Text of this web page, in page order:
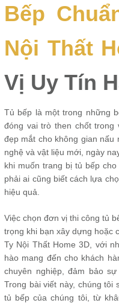
Bếp
Nội Thất
Vị Uy Tín
Tủ bếp là một trong những
đóng vai trò then chốt trong
đẹp mắt cho không gian
nghệ và vật liệu mới, ngày
khi muốn trang bị tủ bếp
phải ai cũng biết cách lựa
hiệu quả.
Việc chọn đơn vị thi công tủ
trọng khi bạn xây dựng hoặc
Ty Nội Thất Home 3D, với
hào mang đến cho khách
chuyên nghiệp, đảm bảo
Trong bài viết này, chúng tôi
tủ bếp của chúng tôi, từ